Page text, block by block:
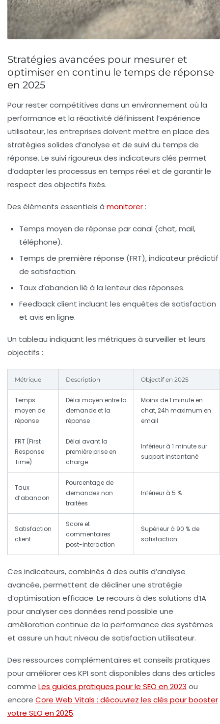
Stratégies avancées pour mesurer et
optimiser en continu le temps de réponse
en 2025
Pour rester compétitives dans un environnement où la
performance et la réactivité définissent l’expérience
utilisateur, les entreprises doivent mettre en place des
stratégies solides d’analyse et de suivi du temps de
réponse. Le suivi rigoureux des indicateurs clés permet
d’adapter les processus en temps réel et de garantir le
respect des objectifs fixés.
Des éléments essentiels à monitorer:
Temps moyen de réponse par canal (chat, mail,
téléphone).
Temps de première réponse (FRT), indicateur prédictif
de satisfaction.
Taux d’abandon lié à la lenteur des réponses.
Feedback client incluant les enquêtes de satisfaction
et avis en ligne.
Un tableau indiquant les métriques à surveiller et leurs
objectifs :
Métrique Description Objectif en 2025
Temps
moyen de
réponse
Délai moyen entre la
demande et la
réponse
Moins de 1 minute en
chat, 24h maximum en
email
FRT (First
Response
Time)
Délai avant la
première prise en
charge
Inférieur à 1 minute sur
support instantané
Taux
d’abandon
Pourcentage de
demandes non
traitées
Inférieur à 5 %
Satisfaction
client
Score et
commentaires
post-interaction
Supérieur à 90 % de
satisfaction
Ces indicateurs, combinés à des outils d’analyse
avancée, permettent de décliner une stratégie
d’optimisation efficace. Le recours à des solutions d’IA
pour analyser ces données rend possible une
amélioration continue de la performance des systèmes
et assure un haut niveau de satisfaction utilisateur.
Des ressources complémentaires et conseils pratiques
pour améliorer ces KPI sont disponibles dans des articles
comme Les guides pratiques pour le SEO en 2023 ou
encore Core Web Vitals : découvrez les clés pour booster
votre SEO en 2025.